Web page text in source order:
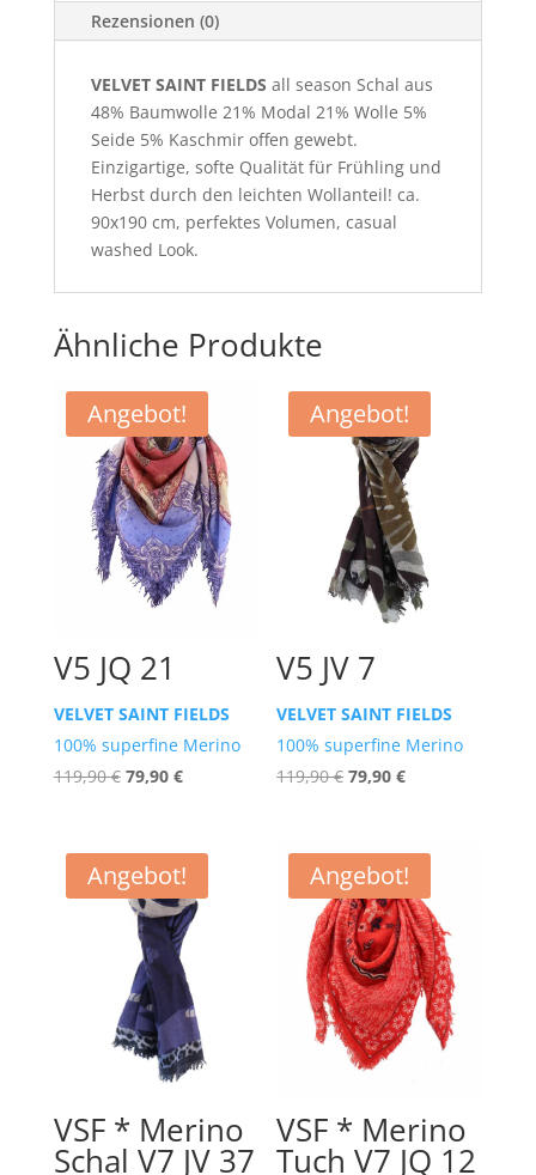
Rezensionen (0)
VELVET SAINT FIELDS all season Schal aus
48% Baumwolle 21% Modal 21% Wolle 5%
Seide 5% Kaschmir offen gewebt.
Einzigartige, softe Qualität für Frühling und
Herbst durch den leichten Wollanteil! ca.
90x190 cm, perfektes Volumen, casual
washed Look.
Ähnliche Produkte
Angebot!
V5 JQ 21
VELVET SAINT FIELDS
100% superfine Merino
119,90€ Ursprünglicher
119,90 €
79,90 €Aktueller
79,90 €.
Angebot!
V5 JV 7
VELVET SAINT FIELDS
100% superfine Merino
119,90€ Ursprünglicher
119,90 €
79,90€Aktueller
79,90 €.
Angebot!
VSF * Merino
Schal V7 JV 37
Angebot!
VSF * Merino
Tuch V7 JQ 12